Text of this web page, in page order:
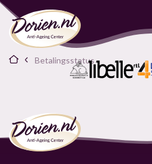
Betalingsstatus